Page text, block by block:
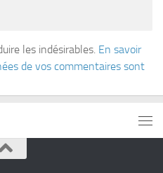
les indésirables. En savoir
de vos commentaires sont